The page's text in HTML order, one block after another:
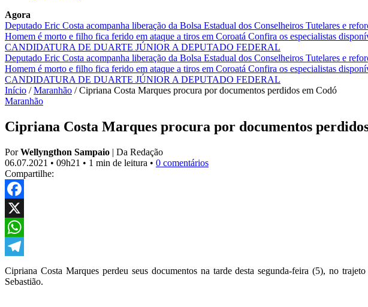
Agora
Deputado Eric Costa acompanha liberação da Bolsa Estadual dos Conselheiros Tutelares e
Homem é morto e filho fica ferido em ataque a tiros em Coroatá Confira os especialistas
CANDIDATURA DE DUARTE JÚNIOR A DEPUTADO FEDERAL
Deputado Eric Costa acompanha liberação da Bolsa Estadual dos Conselheiros Tutelares e
Homem é morto e filho fica ferido em ataque a tiros em Coroatá Confira os especialistas
CANDIDATURA DE DUARTE JÚNIOR A DEPUTADO FEDERAL
Início / Maranhão / Cipriana Costa Marques procura por documentos perdidos em Codó
Maranhão
Cipriana Costa Marques procura por documentos
PorWellyngthon Sampaio | Da Redação
06.07.2021 • 09h21 • 1 min de leitura • 0 comentários
Compartilhe:
Facebook
X
WhatsApp
Telegram
Cipriana Costa Marques perdeu seus documentos na tarde desta segunda-feira (5), no
Sebastião.